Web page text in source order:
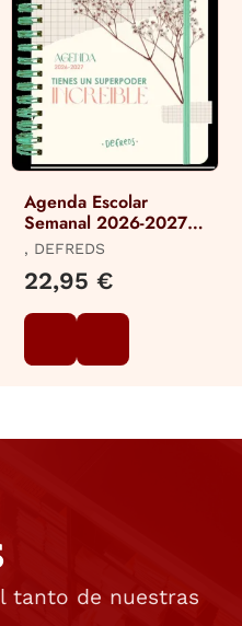
Agenda Escolar
Semanal 2026-2027
Defreds
, DEFREDS
22,95 €
tanto de nuestras